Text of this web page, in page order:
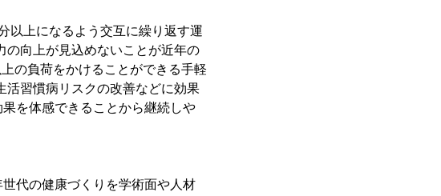
以上になるよう交互に繰り返す運
の向上が見込めないことが近年の
の負荷をかけることができる手軽
活習慣病リスクの改善などに効果
を体感できることから継続しや
代の健康づくりを学術面や人材